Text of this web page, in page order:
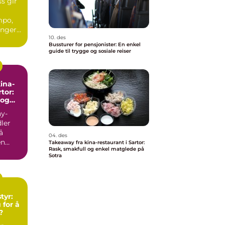
å
for å
10. des
Bussturer for pensjonister: En enkel
guide til trygge og sosiale reiser
04. des
Takeaway fra kina-restaurant i Sartor:
Rask, smakfull og enkel matglede på
Sotra